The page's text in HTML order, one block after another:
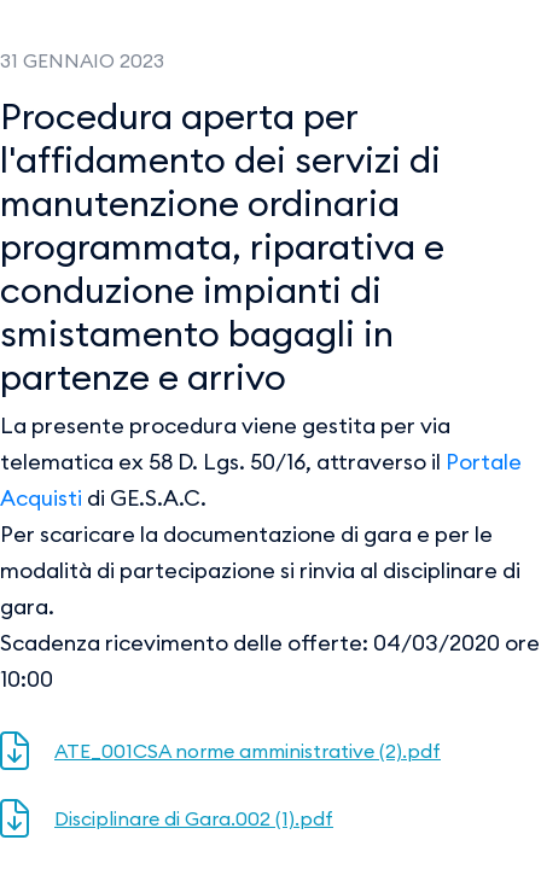
31 GENNAIO 2023
Procedura aperta per
l'affidamento dei servizi di
manutenzione ordinaria
programmata, riparativa e
conduzione impianti di
smistamento bagagli in
partenze e arrivo
La presente procedura viene gestita per via
telematica ex 58 D. Lgs. 50/16, attraverso il Portale
Acquisti di GE.S.A.C.
Per scaricare la documentazione di gara e per le
modalità di partecipazione si rinvia al disciplinare di
gara.
Scadenza ricevimento delle offerte: 04/03/2020 ore
10:00
ATE_001CSA norme amministrative (2).pdf
Disciplinare di Gara.002 (1).pdf